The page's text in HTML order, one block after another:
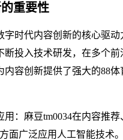
重要性
字时代内容创新的核心驱动
断投入技术研发，在多个
内容创新提供了强大的88体
用：麻豆tm0034在内容推荐
面广泛应用人工智能技术